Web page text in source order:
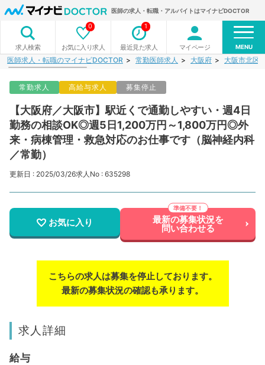
医師の求人・転職・アルバイトはマイナビDOCTOR
求人検索 お気に入り求人
0
最近見た求人
1
マイページ MENU
医師求人・転職のマイナビDOCTOR 常勤医師求人 大阪府 大阪市北区
常勤求人 高給与求人 募集停止
【大阪府／大阪市】駅近くで通勤しやすい・週4日
勤務の相談OK◎週5日1,200万円～1,800万円◎外
来・病棟管理・救急対応のお仕事です（脳神経内科
／常勤）
更新日 : 2025/03/26求人No : 635298
お気に入り 最新の募集状況を
問い合わせる
こちらの求人は募集を停止しております。
最新の募集状況の確認も承ります。
求人詳細
給与